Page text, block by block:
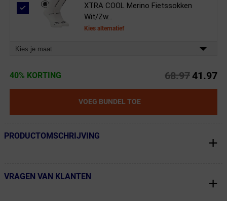
XTRA COOL Merino Fietssokken
Wit/Zw...
Kies alternatief
Kies je maat
40% KORTING 68.9741.97
VOEG BUNDEL TOE
← Terug naar productnavigatie
PRODUCTOMSCHRIJVING
← Terug naar productnavigatie
VRAGEN VAN KLANTEN